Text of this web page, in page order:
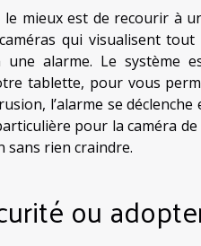
mieux est de recourir à
qui visualisent
une alarme. Le système
tablette, pour vous
l’alarme se
pour la caméra de
sans rien craindre.
ou